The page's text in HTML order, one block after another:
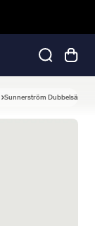
Sunnerström Dubbelsäng